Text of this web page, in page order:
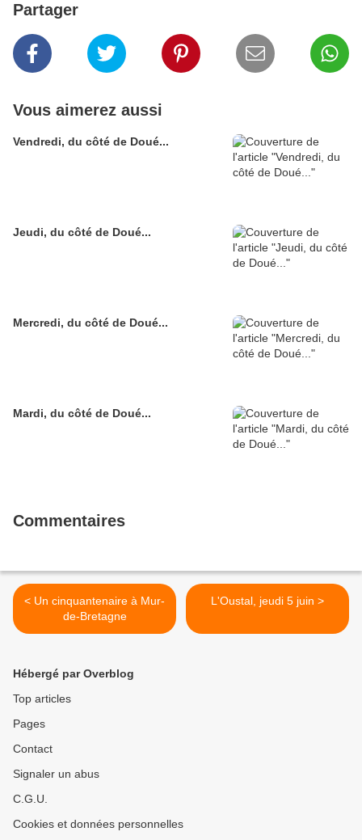
Partager
Vous aimerez aussi
Vendredi, du côté de Doué...
Jeudi, du côté de Doué...
Mercredi, du côté de Doué...
Mardi, du côté de Doué...
Commentaires
< Un cinquantenaire à Mur-
de-Bretagne
L'Oustal, jeudi 5 juin >
Hébergé par Overblog
Top articles
Pages
Contact
Signaler un abus
C.G.U.
Cookies et données personnelles